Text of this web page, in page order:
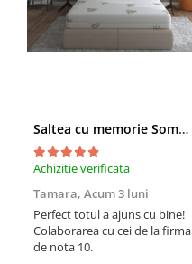
Saltea cu memorie SomnART XXL Memory Plus 160x190, înălțime 25cm, pentru persoane supraponderale, husă Aloe Vera detașabilă, rulată, fermitate mare
Achizitie verificata
Tamara, Acum 3 luni
Perfect totul a ajuns cu bine!
Colaborarea cu cei de la firma
de nota 10.